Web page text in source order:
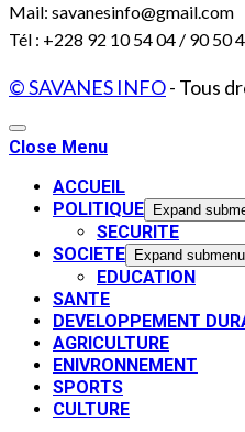
Mail: savanesinfo@gmail.com
Tél : +228 92 10 54 04 / 90 50
© SAVANES INFO- Tous
Close Menu
ACCUEIL
POLITIQUE
Expand
SECURITE
SOCIETE
Expand submenu
EDUCATION
SANTE
DEVELOPPEMENT
AGRICULTURE
ENIVRONNEMENT
SPORTS
CULTURE